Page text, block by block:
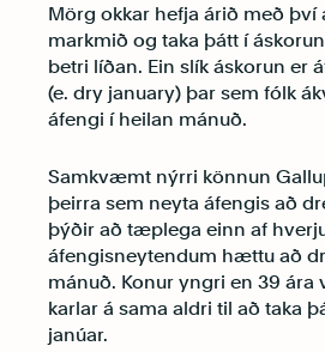
Mörg okkar hefja árið með því
markmið og taka þátt í
betri líðan. Ein slík áskorun er
(e. dry january) þar sem fólk
áfengi í heilan mánuð.
Samkvæmt nýrri könnun
þeirra sem neyta áfengis að
þýðir að tæplega einn af
áfengisneytendum hættu að
mánuð. Konur yngri en 39 ára
karlar á sama aldri til að taka
janúar.